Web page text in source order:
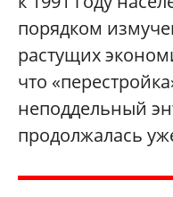
порядком
растущих
что
неподдельный
продолжалась